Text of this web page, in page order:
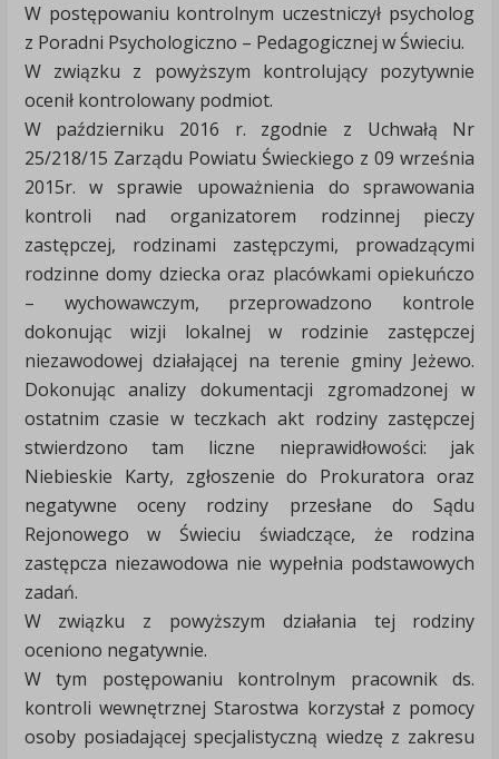
W postępowaniu kontrolnym uczestniczył psycholog
z Poradni Psychologiczno – Pedagogicznej w Świeciu.
W związku z powyższym kontrolujący pozytywnie
ocenił kontrolowany podmiot.
W październiku 2016 r. zgodnie z Uchwałą Nr
25/218/15 Zarządu Powiatu Świeckiego z 09 września
2015r. w sprawie upoważnienia do sprawowania
kontroli nad organizatorem rodzinnej pieczy
zastępczej, rodzinami zastępczymi, prowadzącymi
rodzinne domy dziecka oraz placówkami opiekuńczo
– wychowawczym, przeprowadzono kontrole
dokonując wizji lokalnej w rodzinie zastępczej
niezawodowej działającej na terenie gminy Jeżewo.
Dokonując analizy dokumentacji zgromadzonej w
ostatnim czasie w teczkach akt rodziny zastępczej
stwierdzono tam liczne nieprawidłowości: jak
Niebieskie Karty, zgłoszenie do Prokuratora oraz
negatywne oceny rodziny przesłane do Sądu
Rejonowego w Świeciu świadczące, że rodzina
zastępcza niezawodowa nie wypełnia podstawowych
zadań.
W związku z powyższym działania tej rodziny
oceniono negatywnie.
W tym postępowaniu kontrolnym pracownik ds.
kontroli wewnętrznej Starostwa korzystał z pomocy
osoby posiadającej specjalistyczną wiedzę z zakresu